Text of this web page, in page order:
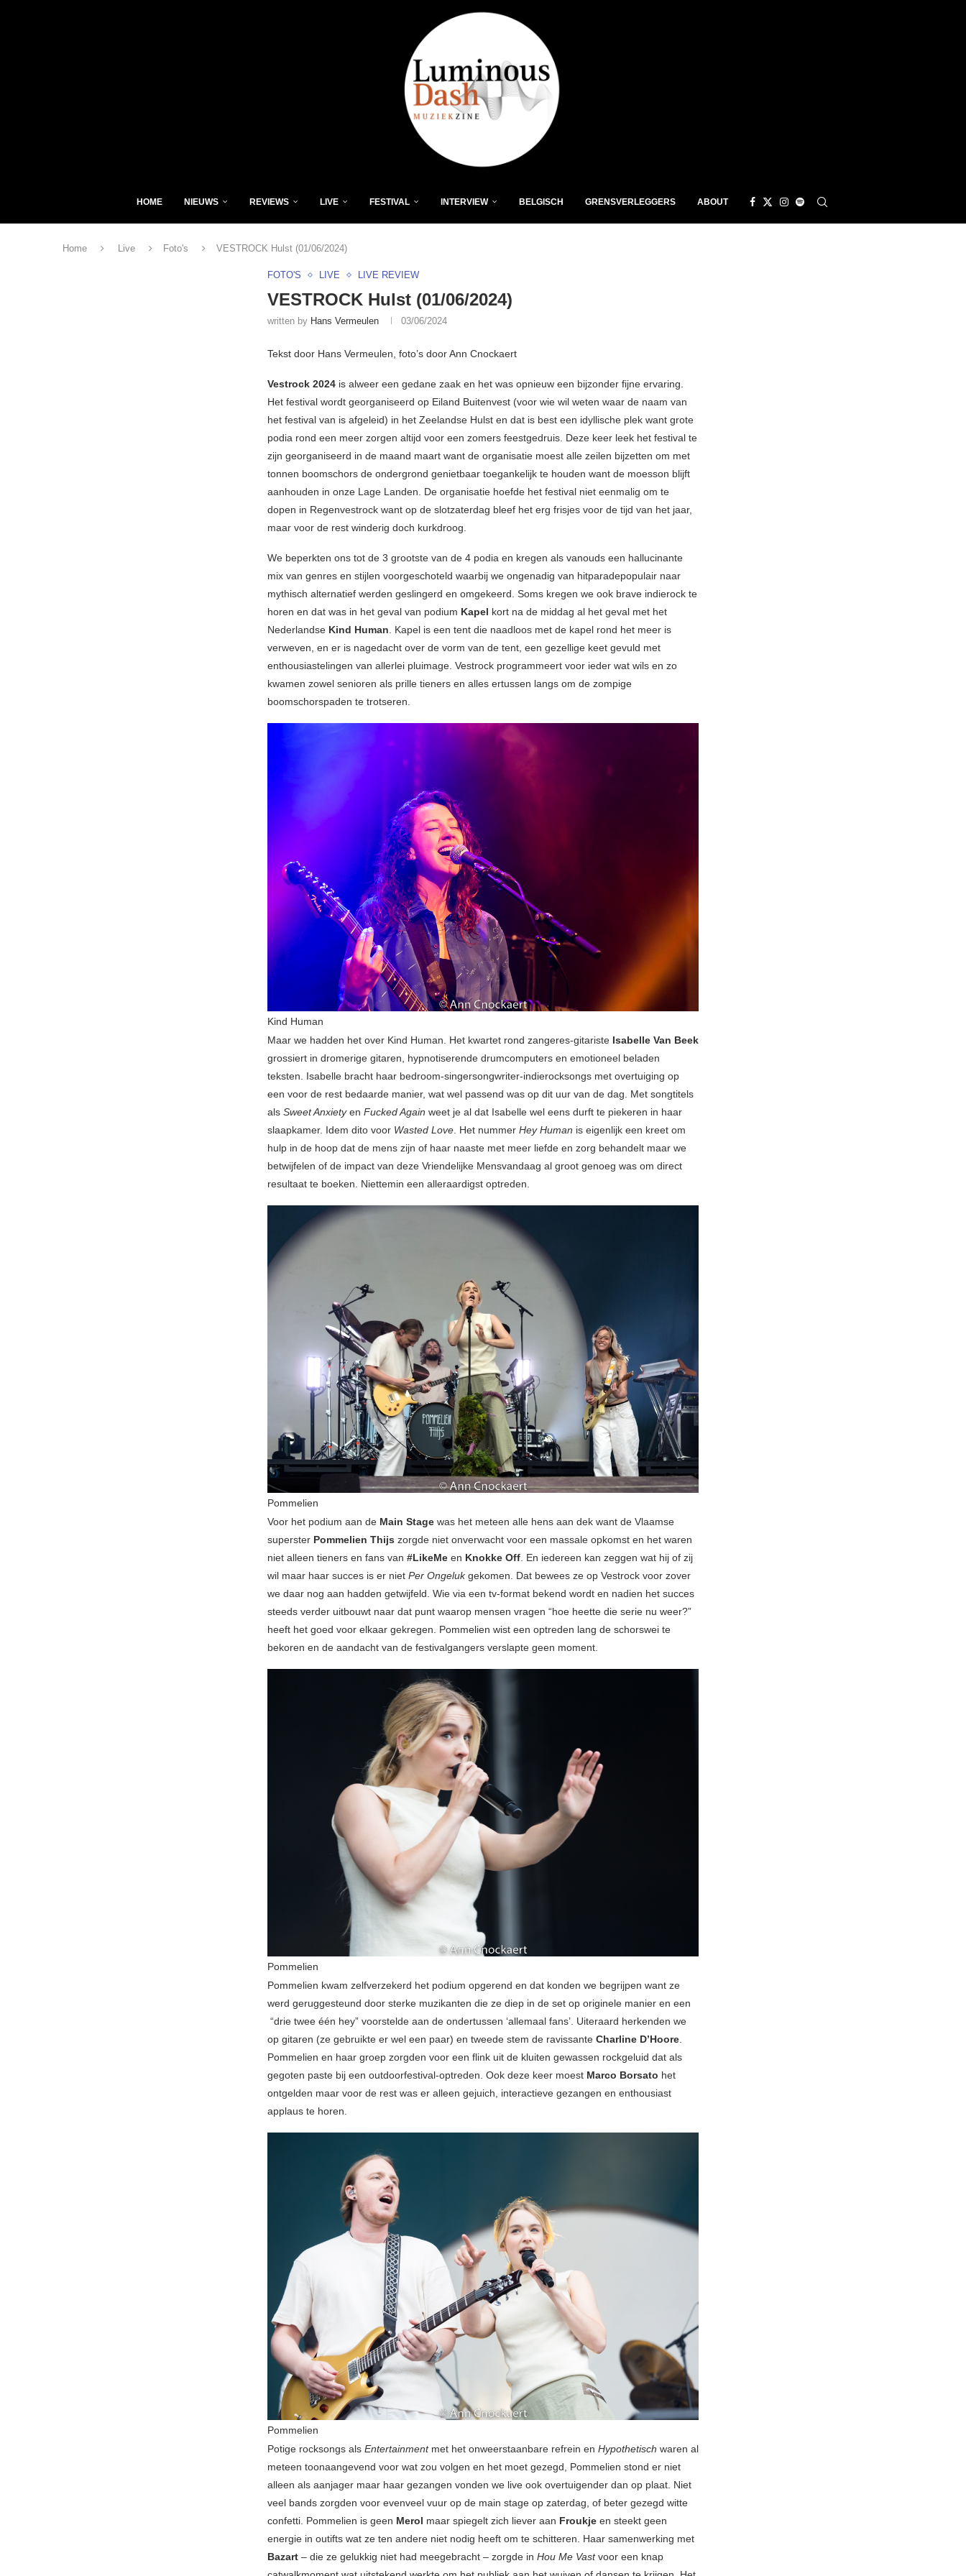
HOME NIEUWS REVIEWS LIVE FESTIVAL INTERVIEW BELGISCH GRENSVERLEGGERS ABOUT
Home Live Foto's VESTROCK Hulst (01/06/2024)
FOTO'S LIVE LIVE REVIEW
VESTROCK Hulst (01/06/2024)
written by Hans Vermeulen 03/06/2024
Tekst door Hans Vermeulen, foto’s door Ann Cnockaert
Vestrock 2024 is alweer een gedane zaak en het was opnieuw een bijzonder fijne ervaring.
Het festival wordt georganiseerd op Eiland Buitenvest (voor wie wil weten waar de naam van
het festival van is afgeleid) in het Zeelandse Hulst en dat is best een idyllische plek want grote
podia rond een meer zorgen altijd voor een zomers feestgedruis. Deze keer leek het festival te
zijn georganiseerd in de maand maart want de organisatie moest alle zeilen bijzetten om met
tonnen boomschors de ondergrond genietbaar toegankelijk te houden want de moesson blijft
aanhouden in onze Lage Landen. De organisatie hoefde het festival niet eenmalig om te
dopen in Regenvestrock want op de slotzaterdag bleef het erg frisjes voor de tijd van het jaar,
maar voor de rest winderig doch kurkdroog.
We beperkten ons tot de 3 grootste van de 4 podia en kregen als vanouds een hallucinante
mix van genres en stijlen voorgeschoteld waarbij we ongenadig van hitparadepopulair naar
mythisch alternatief werden geslingerd en omgekeerd. Soms kregen we ook brave indierock te
horen en dat was in het geval van podium Kapel kort na de middag al het geval met het
Nederlandse Kind Human. Kapel is een tent die naadloos met de kapel rond het meer is
verweven, en er is nagedacht over de vorm van de tent, een gezellige keet gevuld met
enthousiastelingen van allerlei pluimage. Vestrock programmeert voor ieder wat wils en zo
kwamen zowel senioren als prille tieners en alles ertussen langs om de zompige
boomschorspaden te trotseren.
Kind Human
Maar we hadden het over Kind Human. Het kwartet rond zangeres-gitariste Isabelle Van Beek
grossiert in dromerige gitaren, hypnotiserende drumcomputers en emotioneel beladen
teksten. Isabelle bracht haar bedroom-singersongwriter-indierocksongs met overtuiging op
een voor de rest bedaarde manier, wat wel passend was op dit uur van de dag. Met songtitels
als Sweet Anxietyen Fucked Again weet je al dat Isabelle wel eens durft te piekeren in haar
slaapkamer. Idem dito voor Wasted Love . Het nummer Hey Human is eigenlijk een kreet om
hulp in de hoop dat de mens zijn of haar naaste met meer liefde en zorg behandelt maar we
betwijfelen of de impact van deze Vriendelijke Mensvandaag al groot genoeg was om direct
resultaat te boeken. Niettemin een alleraardigst optreden.
Pommelien
Voor het podium aan de Main Stage was het meteen alle hens aan dek want de Vlaamse
superster Pommelien Thijs zorgde niet onverwacht voor een massale opkomst en het waren
niet alleen tieners en fans van #LikeMe en Knokke Off . En iedereen kan zeggen wat hij of zij
wil maar haar succes is er niet Per Ongelukgekomen. Dat bewees ze op Vestrock voor zover
we daar nog aan hadden getwijfeld. Wie via een tv-format bekend wordt en nadien het succes
steeds verder uitbouwt naar dat punt waarop mensen vragen “hoe heette die serie nu weer?”
heeft het goed voor elkaar gekregen. Pommelien wist een optreden lang de schorswei te
bekoren en de aandacht van de festivalgangers verslapte geen moment.
Pommelien
Pommelien kwam zelfverzekerd het podium opgerend en dat konden we begrijpen want ze
werd geruggesteund door sterke muzikanten die ze diep in de set op originele manier en een
“drie twee één hey” voorstelde aan de ondertussen ‘allemaal fans’. Uiteraard herkenden we
op gitaren (ze gebruikte er wel een paar) en tweede stem de ravissante Charline D’Hoore
Pommelien en haar groep zorgden voor een flink uit de kluiten gewassen rockgeluid dat als
gegoten paste bij een outdoorfestival-optreden. Ook deze keer moest Marco Borsato het
ontgelden maar voor de rest was er alleen gejuich, interactieve gezangen en enthousiast
applaus te horen.
Pommelien
Potige rocksongs als Entertainmentmet het onweerstaanbare refrein en Hypothetisch waren al
meteen toonaangevend voor wat zou volgen en het moet gezegd, Pommelien stond er niet
alleen als aanjager maar haar gezangen vonden we live ook overtuigender dan op plaat. Niet
veel bands zorgden voor evenveel vuur op de main stage op zaterdag, of beter gezegd witte
confetti. Pommelien is geen Merol maar spiegelt zich liever aan Froukje en steekt geen
energie in outifts wat ze ten andere niet nodig heeft om te schitteren. Haar samenwerking met
Bazart – die ze gelukkig niet had meegebracht – zorgde in Hou Me Vastvoor een knap